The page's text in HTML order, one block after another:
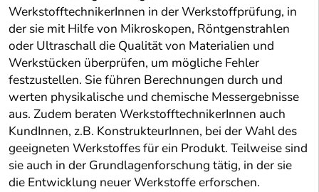
WerkstofftechnikerInnen in der Werkstoffprüfung, in
der sie mit Hilfe von Mikroskopen, Röntgenstrahlen
oder Ultraschall die Qualität von Materialien und
Werkstücken überprüfen, um mögliche Fehler
festzustellen. Sie führen Berechnungen durch und
werten physikalische und chemische Messergebnisse
aus. Zudem beraten WerkstofftechnikerInnen auch
KundInnen, z.B. KonstrukteurInnen, bei der Wahl des
geeigneten Werkstoffes für ein Produkt. Teilweise sind
sie auch in der Grundlagenforschung tätig, in der sie
die Entwicklung neuer Werkstoffe erforschen.